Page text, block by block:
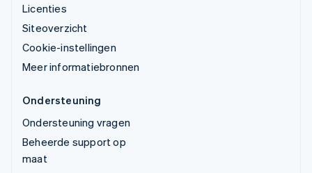
Licenties
Siteoverzicht
Cookie-instellingen
Meer informatiebronnen
Ondersteuning
Ondersteuning vragen
Beheerde support op
maat